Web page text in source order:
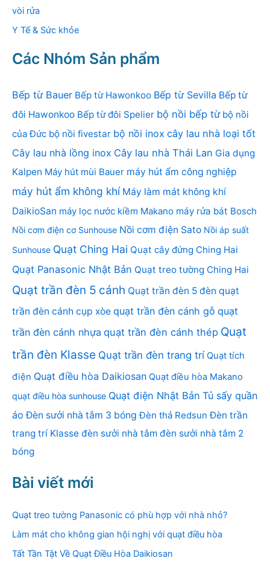
vòi rửa
Y Tế & Sức khỏe
Các Nhóm Sản phẩm
Bếp từ Bauer Bếp từ Hawonkoo Bếp từ Sevilla Bếp từ
đôi Hawonkoo Bếp từ đôi Spelier bộ nồi bếp từ bộ nồi
của Đức bộ nồi fivestar bộ nồi inox cây lau nhà loại tốt
Cây lau nhà lồng inox Cây lau nhà Thái Lan Gia dụng
Kalpen Máy hút mùi Bauer máy hút ẩm công nghiệp
máy hút ẩm không khí Máy làm mát không khí
DaikioSan máy lọc nước kiềm Makano máy rửa bát Bosch
Nồi cơm điện cơ Sunhouse Nồi cơm điện Sato Nồi áp suất
Sunhouse Quạt Ching Hai Quạt cây đứng Ching Hai
Quạt Panasonic Nhật Bản Quạt treo tường Ching Hai
Quạt trần đèn 5 cánh Quạt trần đèn 5 đèn quạt
trần đèn cánh cụp xòe quạt trần đèn cánh gỗ quạt
trần đèn cánh nhựa quạt trần đèn cánh thép Quạt
trần đèn Klasse Quạt trần đèn trang trí Quạt tích
điện Quạt điều hòa Daikiosan Quạt điều hòa Makano
quạt điều hòa sunhouse Quạt điện Nhật Bản Tủ sấy quần
áo Đèn sưởi nhà tắm 3 bóng Đèn thả Redsun Đèn trần
trang trí Klasse đèn sưởi nhà tắm đèn sưởi nhà tắm 2
bóng
Bài viết mới
Quạt treo tường Panasonic có phù hợp với nhà nhỏ?
Làm mát cho không gian hội nghị với quạt điều hòa
Tất Tần Tật Về Quạt Điều Hòa Daikiosan